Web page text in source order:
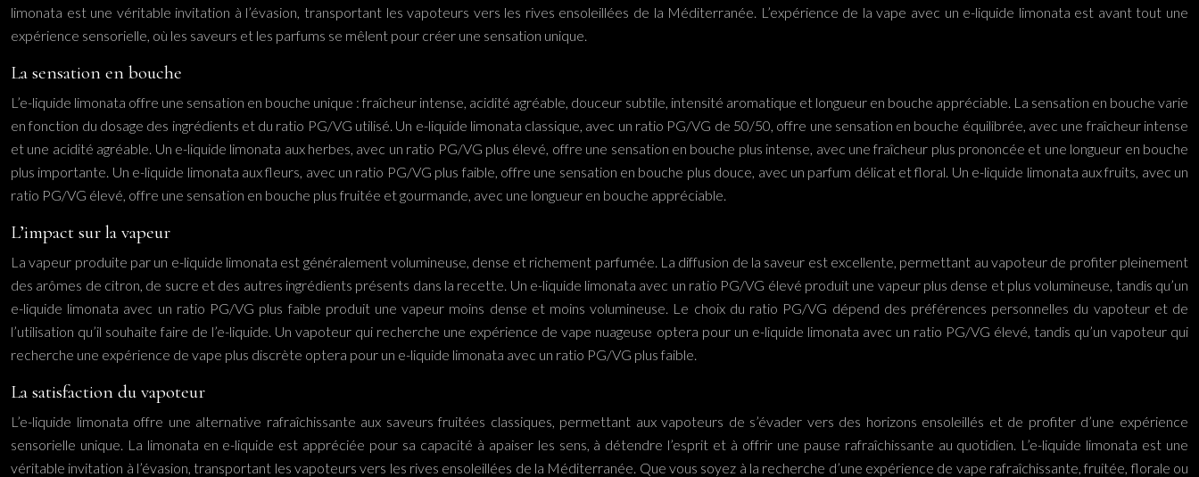
limonata est une véritable invitation à l’évasion, transportant les vapoteurs vers les rives ensoleillées de la Méditerranée. L’expérience de la vape avec un e-liquide limonata est avant tout une
expérience sensorielle, où les saveurs et les parfums se mêlent pour créer une sensation unique.
La sensation en bouche
L’e-liquide limonata offre une sensation en bouche unique : fraîcheur intense, acidité agréable, douceur subtile, intensité aromatique et longueur en bouche appréciable. La sensation en bouche varie
en fonction du dosage des ingrédients et du ratio PG/VG utilisé. Un e-liquide limonata classique, avec un ratio PG/VG de 50/50, offre une sensation en bouche équilibrée, avec une fraîcheur intense
et une acidité agréable. Un e-liquide limonata aux herbes, avec un ratio PG/VG plus élevé, offre une sensation en bouche plus intense, avec une fraîcheur plus prononcée et une longueur en bouche
plus importante. Un e-liquide limonata aux fleurs, avec un ratio PG/VG plus faible, offre une sensation en bouche plus douce, avec un parfum délicat et floral. Un e-liquide limonata aux fruits, avec un
ratio PG/VG élevé, offre une sensation en bouche plus fruitée et gourmande, avec une longueur en bouche appréciable.
L’impact sur la vapeur
La vapeur produite par un e-liquide limonata est généralement volumineuse, dense et richement parfumée. La diffusion de la saveur est excellente, permettant au vapoteur de profiter pleinement
des arômes de citron, de sucre et des autres ingrédients présents dans la recette. Un e-liquide limonata avec un ratio PG/VG élevé produit une vapeur plus dense et plus volumineuse, tandis qu’un
e-liquide limonata avec un ratio PG/VG plus faible produit une vapeur moins dense et moins volumineuse. Le choix du ratio PG/VG dépend des préférences personnelles du vapoteur et de
l’utilisation qu’il souhaite faire de l’e-liquide. Un vapoteur qui recherche une expérience de vape nuageuse optera pour un e-liquide limonata avec un ratio PG/VG élevé, tandis qu’un vapoteur qui
recherche une expérience de vape plus discrète optera pour un e-liquide limonata avec un ratio PG/VG plus faible.
La satisfaction du vapoteur
L’e-liquide limonata offre une alternative rafraîchissante aux saveurs fruitées classiques, permettant aux vapoteurs de s’évader vers des horizons ensoleillés et de profiter d’une expérience
sensorielle unique. La limonata en e-liquide est appréciée pour sa capacité à apaiser les sens, à détendre l’esprit et à offrir une pause rafraîchissante au quotidien. L’e-liquide limonata est une
véritable invitation à l’évasion, transportant les vapoteurs vers les rives ensoleillées de la Méditerranée. Que vous soyez à la recherche d’une expérience de vape rafraîchissante, fruitée, florale ou